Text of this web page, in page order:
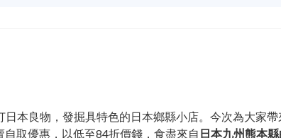
日本良物，發掘具特色的日本鄉縣小店。今次為大家帶
取優惠，以低至84折價錢，食盡來自 日本九州熊本